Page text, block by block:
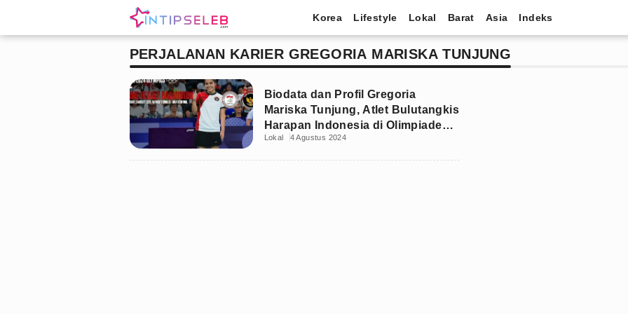
Korea Lifestyle Lokal Barat Asia Indeks
PERJALANAN KARIER GREGORIA MARISKA TUNJUNG
Biodata dan Profil Gregoria
Mariska Tunjung, Atlet Bulutangkis
Harapan Indonesia di Olimpiade
Paris
Lokal 4 Agustus 2024